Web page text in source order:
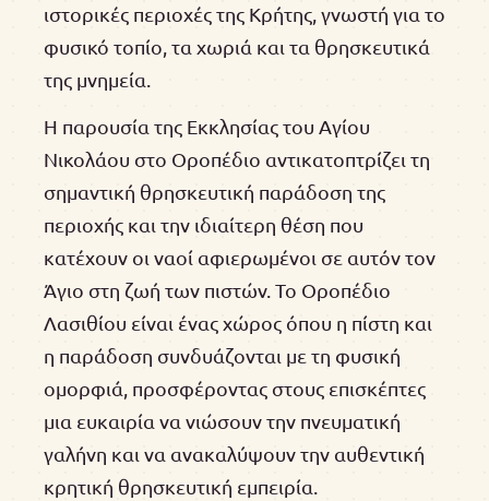
ιστορικές περιοχές της Κρήτης, γνωστή για το
φυσικό τοπίο, τα χωριά και τα θρησκευτικά
της μνημεία.
Η παρουσία της Εκκλησίας του Αγίου
Νικολάου στο Οροπέδιο αντικατοπτρίζει τη
σημαντική θρησκευτική παράδοση της
περιοχής και την ιδιαίτερη θέση που
κατέχουν οι ναοί αφιερωμένοι σε αυτόν τον
Άγιο στη ζωή των πιστών. Το Οροπέδιο
Λασιθίου είναι ένας χώρος όπου η πίστη και
η παράδοση συνδυάζονται με τη φυσική
ομορφιά, προσφέροντας στους επισκέπτες
μια ευκαιρία να νιώσουν την πνευματική
γαλήνη και να ανακαλύψουν την αυθεντική
κρητική θρησκευτική εμπειρία.